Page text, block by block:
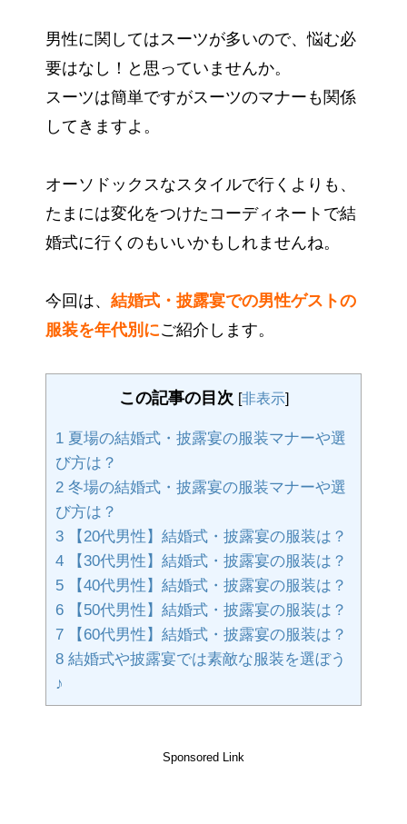
男性に関してはスーツが多いので、悩む必
要はなし！と思っていませんか。
スーツは簡単ですがスーツのマナーも関係
してきますよ。
オーソドックスなスタイルで行くよりも、
たまには変化をつけたコーディネートで結
婚式に行くのもいいかもしれませんね。
今回は、 結婚式・披露宴での男性ゲストの
服装を年代別にご紹介します。
この記事の目次 [非表示]
1 夏場の結婚式・披露宴の服装マナーや選
び方は？
2 冬場の結婚式・披露宴の服装マナーや選
び方は？
3 【20代男性】結婚式・披露宴の服装は？
4 【30代男性】結婚式・披露宴の服装は？
5 【40代男性】結婚式・披露宴の服装は？
6 【50代男性】結婚式・披露宴の服装は？
7 【60代男性】結婚式・披露宴の服装は？
8 結婚式や披露宴では素敵な服装を選ぼう
♪
Sponsored Link